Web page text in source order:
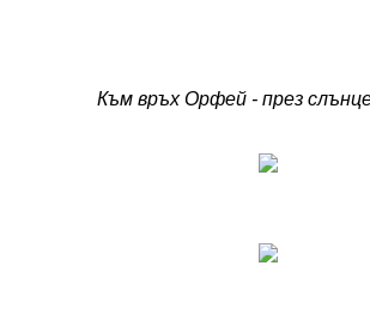
Към връх Орфей - през